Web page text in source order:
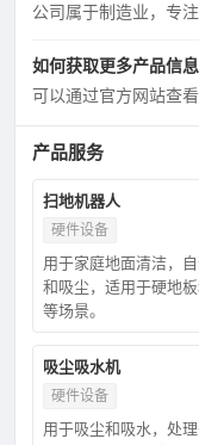
公司属于制造业，专
如何获取更多产品信息
可以通过官方网站查
产品服务
扫地机器人
硬件设备
用于家庭地面清洁，
和吸尘，适用于硬地
等场景。
吸尘吸水机
硬件设备
用于吸尘和吸水，处